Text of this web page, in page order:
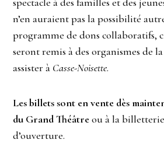
n’en auraient pas la possibilité
programme de dons collaboratifs,
seront remis à des organismes de
assister à Casse-Noisette.
Les billets sont en vente dès
du Grand Théâtreou à la
d’ouverture.